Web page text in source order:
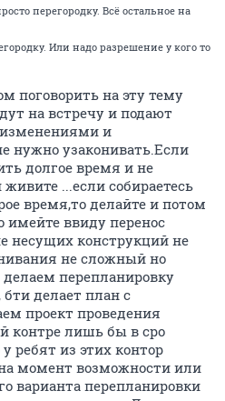
перегородку. Всё остальное на
Или надо разрешение у кого то
поговорить на эту тему
на встречу и подают
и
нужно узаконивать.Если
долгое время и не
...если собираетесь
время,то делайте и потом
имейте ввиду перенос
несущих конструкций не
не сложный но
перепланировку
делает план с
проект проведения
контре лишь бы в сро
ребят из этих контор
момент возможности или
варианта перепланировки